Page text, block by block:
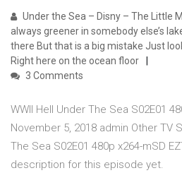
Under the Sea – Disny – The Little
always greener in somebody else’s
there But that is a big mistake Just
Right here on the ocean floor
3 Comments
WWII Hell Under The Sea S02E01
November 5, 2018 admin Other TV
The Sea S02E01 480p x264-mSD
description for this episode yet.